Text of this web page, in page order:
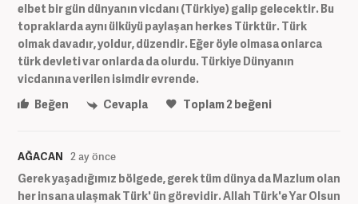
elbet bir gün dünyanın vicdanı (Türkiye) galip gelecektir. Bu
topraklarda aynı ülküyü paylaşan herkes Türktür. Türk
olmak davadır, yoldur, düzendir. Eğer öyle olmasa onlarca
türk devleti var onlarda da olurdu. Türkiye Dünyanın
vicdanına verilen isimdir evrende.
Beğen
Cevapla Toplam2beğeni
AĞACAN 2 ay önce
Gerek yaşadığımız bölgede, gerek tüm dünya da Mazlum olan
her insana ulaşmak Türk' ün görevidir. Allah Türk'e Yar Olsun